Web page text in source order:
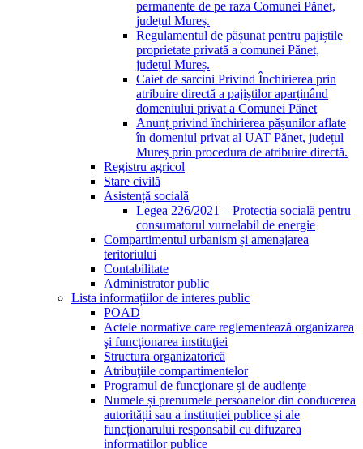
permanente de pe raza Comunei Pănet,
județul Mureș.
Regulamentul de pășunat pentru pajiștile
proprietate privată a comunei Pănet,
județul Mureș.
Caiet de sarcini Privind Închirierea prin
atribuire directă a pajiștilor aparținând
domeniului privat a Comunei Pănet
Anunț privind închirierea pășunilor aflate
în domeniul privat al UAT Pănet, județul
Mureș prin procedura de atribuire directă.
Registru agricol
Stare civilă
Asistență socială
Legea 226/2021 – Protecția socială pentru
consumatorul vurnelabil de energie
Compartimentul urbanism și amenajarea
teritoriului
Contabilitate
Administrator public
Lista informațiilor de interes public
POAD
Actele normative care reglementează organizarea
şi funcţionarea instituţiei
Structura organizatorică
Atribuţiile compartimentelor
Programul de funcţionare și de audiențe
Numele și prenumele persoanelor din conducerea
autorității sau a instituției publice și ale
funcționarului responsabil cu difuzarea
informațiilor publice